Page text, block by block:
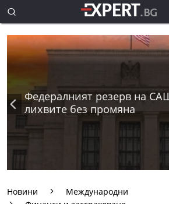
Федералният резерв на
лихвите без промяна
Новини
Международни